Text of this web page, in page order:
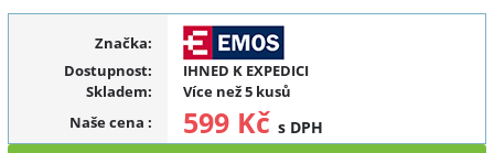
Značka:
Dostupnost:
IHNED K EXPEDICI
Skladem:
Více než 5 kusů
Naše cena : 599 Kč s DPH